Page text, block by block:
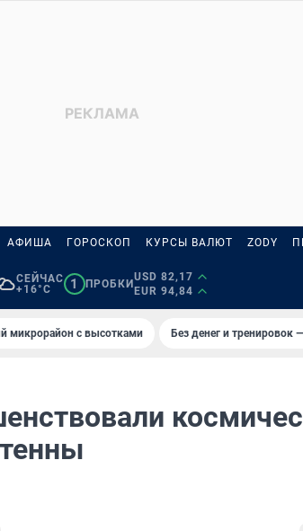
АФИША ГОРОСКОП КУРСЫ ВАЛЮТ ZODY
СЕЙЧАС
+16°C
1 ПРОБКИ
USD 82,17
EUR 94,84
микрорайон с высотками Без денег и тренировок